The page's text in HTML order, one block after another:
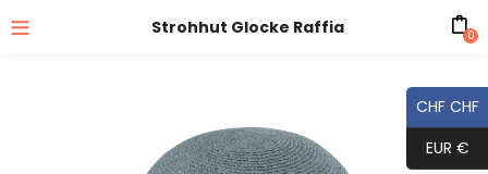
Strohhut Glocke Raffia 0
CHF CHF
EUR €